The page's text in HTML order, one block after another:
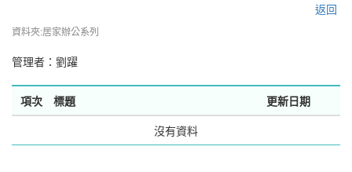
返回
資料夾:居家辦公系列
管理者： 劉躍
項次 標題
更新日期
沒有資料